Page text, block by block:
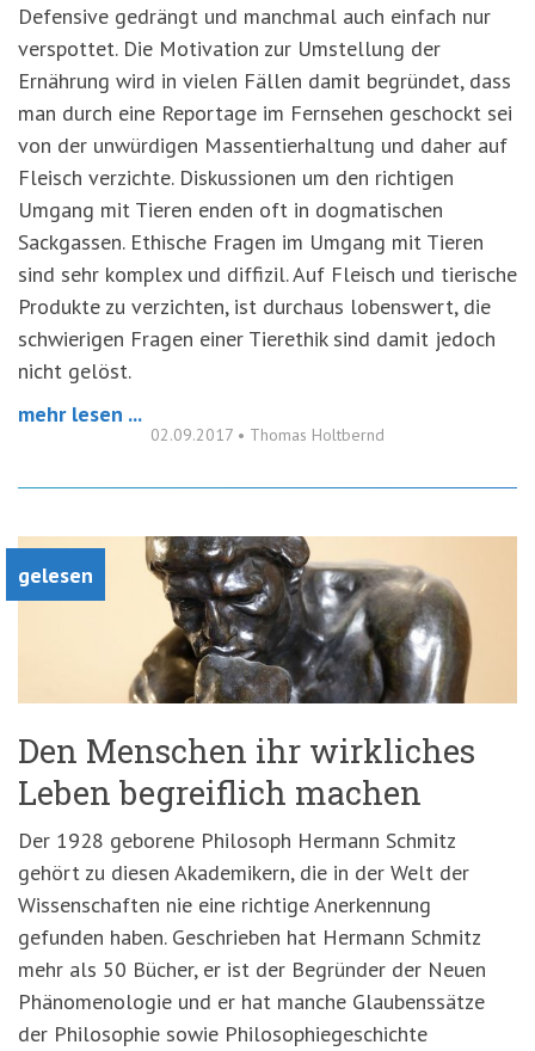
Defensive gedrängt und manchmal auch einfach nur
verspottet. Die Motivation zur Umstellung der
Ernährung wird in vielen Fällen damit begründet, dass
man durch eine Reportage im Fernsehen geschockt sei
von der unwürdigen Massentierhaltung und daher auf
Fleisch verzichte. Diskussionen um den richtigen
Umgang mit Tieren enden oft in dogmatischen
Sackgassen. Ethische Fragen im Umgang mit Tieren
sind sehr komplex und diffizil. Auf Fleisch und tierische
Produkte zu verzichten, ist durchaus lobenswert, die
schwierigen Fragen einer Tierethik sind damit jedoch
nicht gelöst.
mehr lesen ...
02.09.2017 • Thomas Holtbernd
gelesen
Den Menschen ihr wirkliches
Leben begreiflich machen
Der 1928 geborene Philosoph Hermann Schmitz
gehört zu diesen Akademikern, die in der Welt der
Wissenschaften nie eine richtige Anerkennung
gefunden haben. Geschrieben hat Hermann Schmitz
mehr als 50 Bücher, er ist der Begründer der Neuen
Phänomenologie und er hat manche Glaubenssätze
der Philosophie sowie Philosophiegeschichte